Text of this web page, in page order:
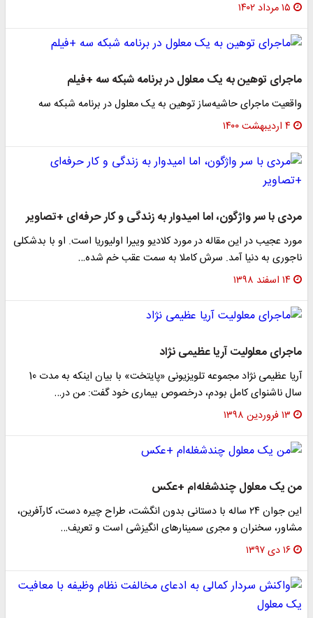
۱۵ مرداد ۱۴۰۲
ماجرای توهین به یک معلول در برنامه شبکه سه +فیلم
واقعیت ماجرای حاشیه‌ساز توهین به یک معلول در برنامه شبکه سه
۴ اردیبهشت ۱۴۰۰
مردی با سر واژگون، اما امیدوار به زندگی و کار حرفه‌ای +تصاویر
مورد عجیب در این مقاله در مورد کلادیو وییرا اولیوریا است. او با بدشکلی
ناجوری به دنیا آمد. سرش کاملا به سمت عقب خم شده…
۱۴ اسفند ۱۳۹۸
ماجرای معلولیت آریا عظیمی نژاد
آریا عظیمی نژاد مجموعه تلویزیونی «پایتخت» با بیان اینکه به مدت 10
سال ناشنوای کامل بودم، درخصوص بیماری خود گفت: من در…
۱۳ فروردین ۱۳۹۸
من یک معلول چندشغله‌ام +عکس
این جوان ۲۴ ساله با دستانی بدون انگشت، طراح چیره دست، کارآفرین،
مشاور، سخنران و مجری سمینارهای انگیزشی است و تعریف…
۱۶ دی ۱۳۹۷